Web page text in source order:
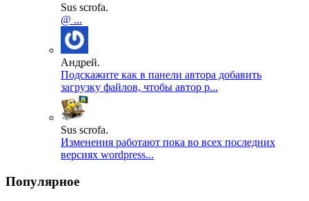
Sus scrofa.
@ ...
Андрей.
Подскажите как в панели автора добавить
загрузку файлов, чтобы автор р...
Sus scrofa.
Изменения работают пока во всех последних
версиях wordpress...
Популярное